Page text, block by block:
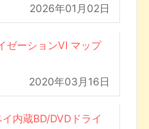
2026年01月02日
ゼーションVI マップ
2020年03月16日
内蔵BD/DVDドライ